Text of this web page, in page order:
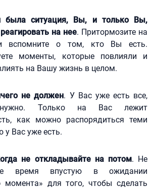
была ситуация, Вы, и только Вы,
на нее. Притормозите на
вспомните о том, кто Вы есть.
моменты, которые повлияли и
на Вашу жизнь в целом.
не должен. У Вас уже есть все,
Только на Вас лежит
как можно распорядиться теми
у Вас уже есть.
не откладывайте на потом. Не
время впустую в ожидании
момента» для того, чтобы сделать